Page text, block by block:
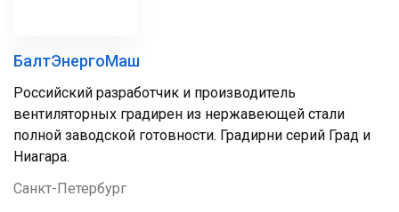
БалтЭнергоМаш
Российский разработчик и производитель
вентиляторных градирен из нержавеющей стали
полной заводской готовности. Градирни серий Град и
Ниагара.
Санкт-Петербург